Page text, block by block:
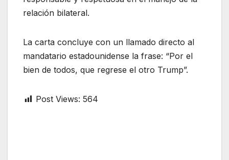
relación bilateral.
La carta concluye con un llamado directo al
mandatario estadounidense la frase: “Por el
bien de todos, que regrese el otro Trump”.
Post Views: 564